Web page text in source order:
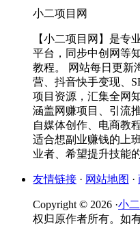
小二项目网
【小二项目网】是专
平台，同步中创网等
教程。 网站每日更新
营、抖音快手变现、
项目资源，汇集全网
涵盖网赚项目、引流
自媒体创作、电商教
适合想副业赚钱的上
业者、希望提升技能
友情链接 · 网站地图 ·
Copyright © 2026 ·小
权归原作者所有。如